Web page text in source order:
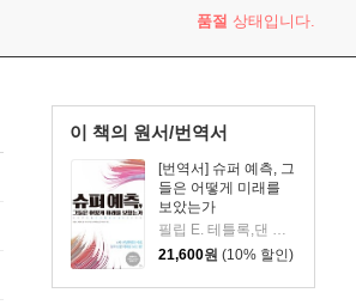
품절 상태입니다.
이 책의 원서/번역서
[번역서] 슈퍼 예측, 그
들은 어떻게 미래를
보았는가
필립 E. 테틀록,댄 가드너 공저/이경남 역/최윤식 감수
21,600원 (10% 할인)